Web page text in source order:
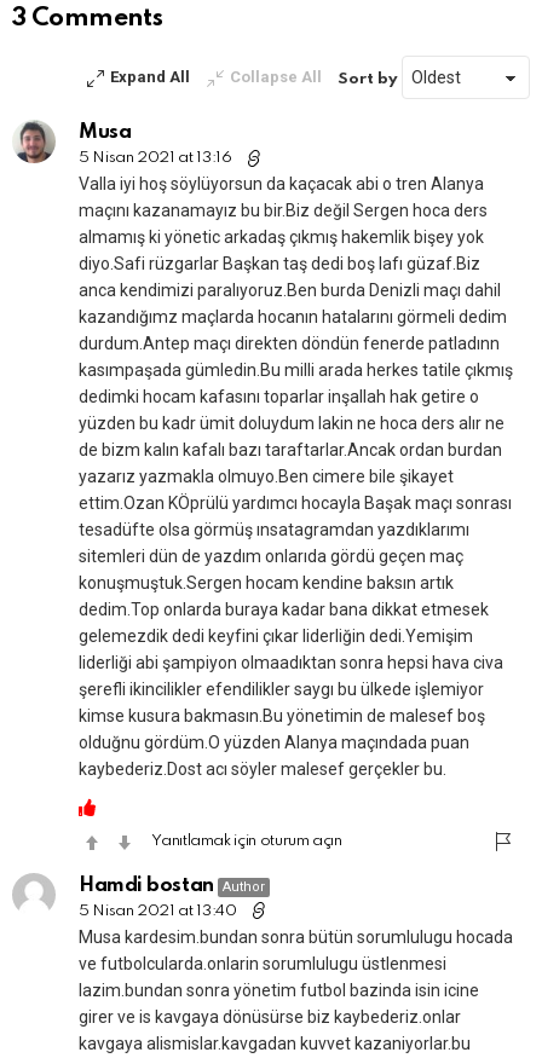
yazın
3 Comments
Expand All Collapse All Sort by
Musa
5 Nisan 2021 at 13:16
Valla iyi hoş söylüyorsun da kaçacak abi o tren Alanya
maçını kazanamayız bu bir.Biz değil Sergen hoca ders
almamış ki yönetic arkadaş çıkmış hakemlik bişey yok
diyo.Safi rüzgarlar Başkan taş dedi boş lafı güzaf.Biz
anca kendimizi paralıyoruz.Ben burda Denizli maçı dahil
kazandığımz maçlarda hocanın hatalarını görmeli dedim
durdum.Antep maçı direkten döndün fenerde patladınn
kasımpaşada gümledin.Bu milli arada herkes tatile çıkmış
dedimki hocam kafasını toparlar inşallah hak getire o
yüzden bu kadr ümit doluydum lakin ne hoca ders alır ne
de bizm kalın kafalı bazı taraftarlar.Ancak ordan burdan
yazarız yazmakla olmuyo.Ben cimere bile şikayet
ettim.Ozan KÖprülü yardımcı hocayla Başak maçı sonrası
tesadüfte olsa görmüş ınsatagramdan yazdıklarımı
sitemleri dün de yazdım onlarıda gördü geçen maç
konuşmuştuk.Sergen hocam kendine baksın artık
dedim.Top onlarda buraya kadar bana dikkat etmesek
gelemezdik dedi keyfini çıkar liderliğin dedi.Yemişim
liderliği abi şampiyon olmaadıktan sonra hepsi hava civa
şerefli ikincilikler efendilikler saygı bu ülkede işlemiyor
kimse kusura bakmasın.Bu yönetimin de malesef boş
olduğnu gördüm.O yüzden Alanya maçındada puan
kaybederiz.Dost acı söyler malesef gerçekler bu.
Yanıtlamak için oturum açın
Hamdi bostan
Author
5 Nisan 2021 at 13:40
Musa kardesim.bundan sonra bütün sorumlulugu hocada
ve futbolcularda.onlarin sorumlulugu üstlenmesi
lazim.bundan sonra yönetim futbol bazinda isin icine
girer ve is kavgaya dönüsürse biz kaybederiz.onlar
kavgaya alismislar.kavgadan kuvvet kazaniyorlar.bu